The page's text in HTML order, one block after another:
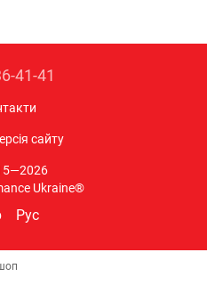
41-41
сайту
Ukraine®
Рус